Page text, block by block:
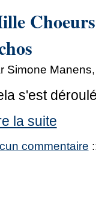
Simone
s'est
la suite
commentaire